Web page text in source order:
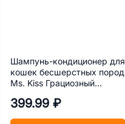
Шампунь-кондиционер для
кошек бесшерстных пород
Ms. Kiss Грациозный
399.99 ₽